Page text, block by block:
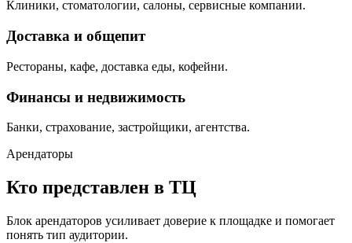
Клиники, стоматологии, салоны, сервисные компании.
Доставка и общепит
Рестораны, кафе, доставка еды, кофейни.
Финансы и недвижимость
Банки, страхование, застройщики, агентства.
Арендаторы
Кто представлен в ТЦ
Блок арендаторов усиливает доверие к площадке и помогает
понять тип аудитории.